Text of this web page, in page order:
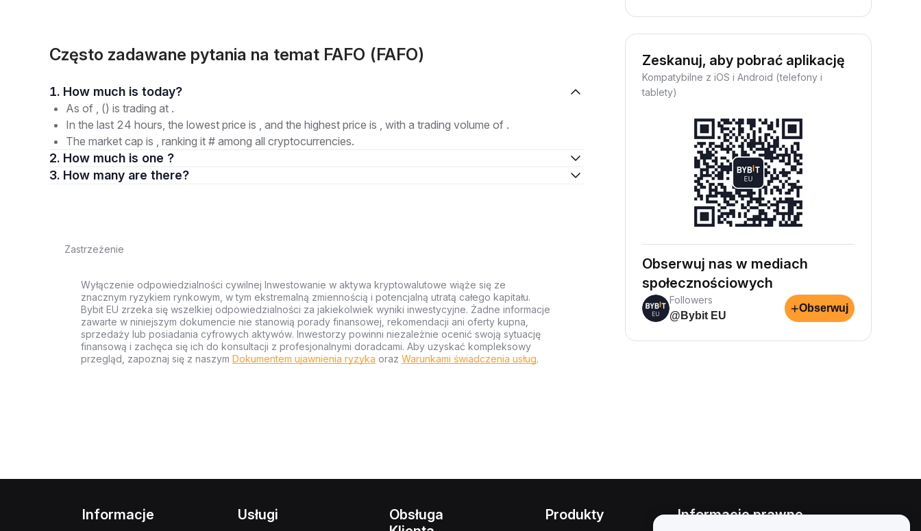
Często zadawane pytania na temat FAFO (FAFO)
1. How much is today?
As of , () is trading at .
In the last 24 hours, the lowest price is , and the highest price is , with a trading volume of .
The market cap is , ranking it # among all cryptocurrencies.
2. How much is one ?
3. How many are there?
Zastrzeżenie
Wyłączenie odpowiedzialności cywilnej Inwestowanie w aktywa kryptowalutowe wiąże się ze
znacznym ryzykiem rynkowym, w tym ekstremalną zmiennością i potencjalną utratą całego kapitału.
Bybit EU zrzeka się wszelkiej odpowiedzialności za jakiekolwiek wyniki inwestycyjne. Żadne informacje
zawarte w niniejszym dokumencie nie stanowią porady finansowej, rekomendacji ani oferty kupna,
sprzedaży lub posiadania cyfrowych aktywów. Inwestorzy powinni niezależnie ocenić swoją sytuację
finansową i zachęca się ich do konsultacji z profesjonalnymi doradcami. Aby uzyskać kompleksowy
przegląd, zapoznaj się z naszym Dokumentem ujawnienia ryzyka oraz Warunkami świadczenia usług.
Zeskanuj, aby pobrać aplikację
Kompatybilne z iOS i Android (telefony i
tablety)
Obserwuj nas w mediach
społecznościowych
Followers
@Bybit EU
+Obserwuj
Informacje Usługi
Obsługa
Produkty Informacje prawne